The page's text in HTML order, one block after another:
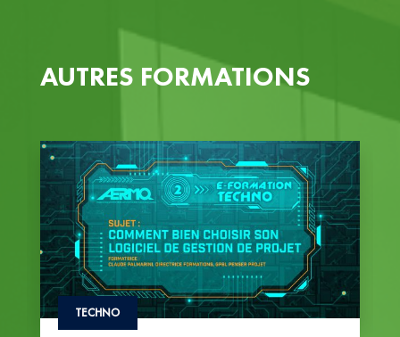
AUTRES FORMATIONS
TECHNO